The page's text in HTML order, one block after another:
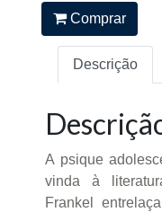
Comprar
Descrição
A psique
vinda à
Frankel